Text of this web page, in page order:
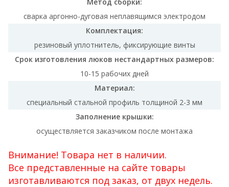
сварка аргонно-дуговая неплавящимся электродом
Комплектация:
резиновый уплотнитель, фиксирующие винты
Срок изготовления люков нестандартных размеров:
10-15 рабочих дней
Материал:
специальный стальной профиль толщиной 2-3 мм
Заполнение крышки:
осуществляется заказчиком после монтажа
Внимание! Товара нет в наличии.
Все представленные на сайте товары
изготавливаются под заказ, от двух недель.